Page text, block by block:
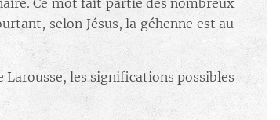
Ce mot fait partie des nombreux
selon Jésus, la géhenne est au
Larousse, les significations possibles